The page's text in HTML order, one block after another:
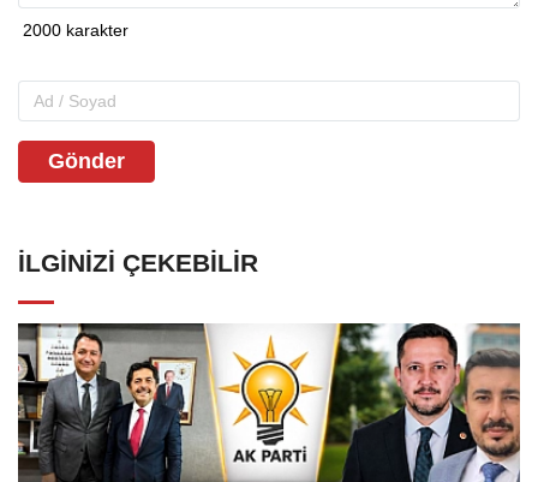
Gönder
İLGINIZI ÇEKEBILIR